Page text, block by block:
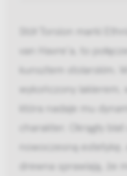
Stół Torsion marki
van Havre’a, to
kunsztem stolarskim.
wykończony lakierem,
która nadaje mu
charakter. Okrągły
nowoczesną
drewna sprawiają, że